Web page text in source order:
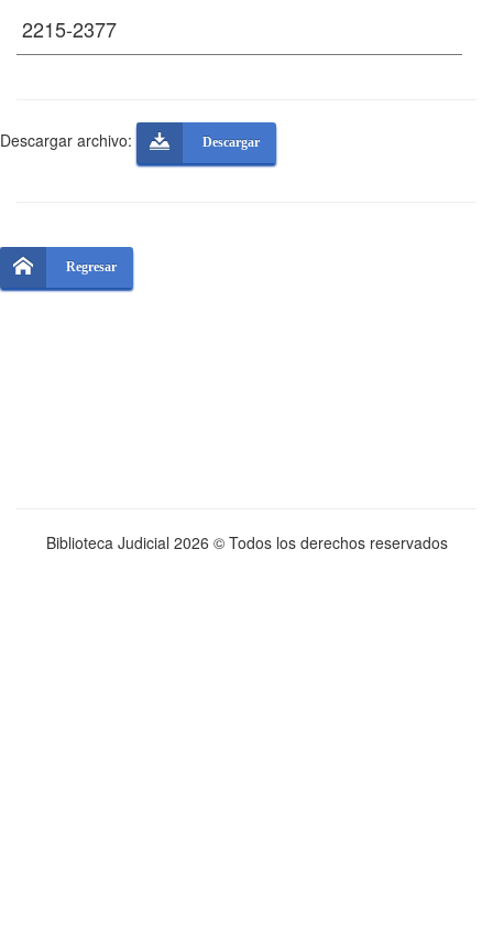
Descargar archivo: Descargar
Regresar
Biblioteca Judicial 2026 © Todos los derechos reservados